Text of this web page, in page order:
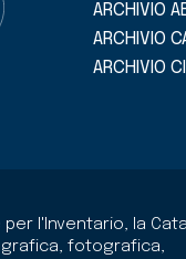
ARCHIVIO
ARCHIVIO
ARCHIVIO
l'Inventario, la
fotografica,